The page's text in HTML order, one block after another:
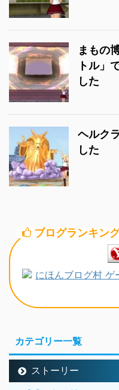
まもの
トル」
した
ヘルク
した
ブログランキン
カテゴリー一覧
ストーリー